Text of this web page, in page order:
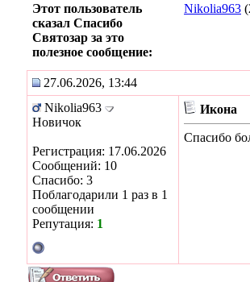
Этот пользователь
сказал Спасибо
Святозар за это
полезное сообщение:
Nikolia963
27.06.2026, 13:44
Nikolia963
Новичок
Регистрация: 17.06.2026
Сообщений: 10
Спасибо: 3
Поблагодарили 1 раз в 1
сообщении
Репутация: 1
Икона
Спасибо